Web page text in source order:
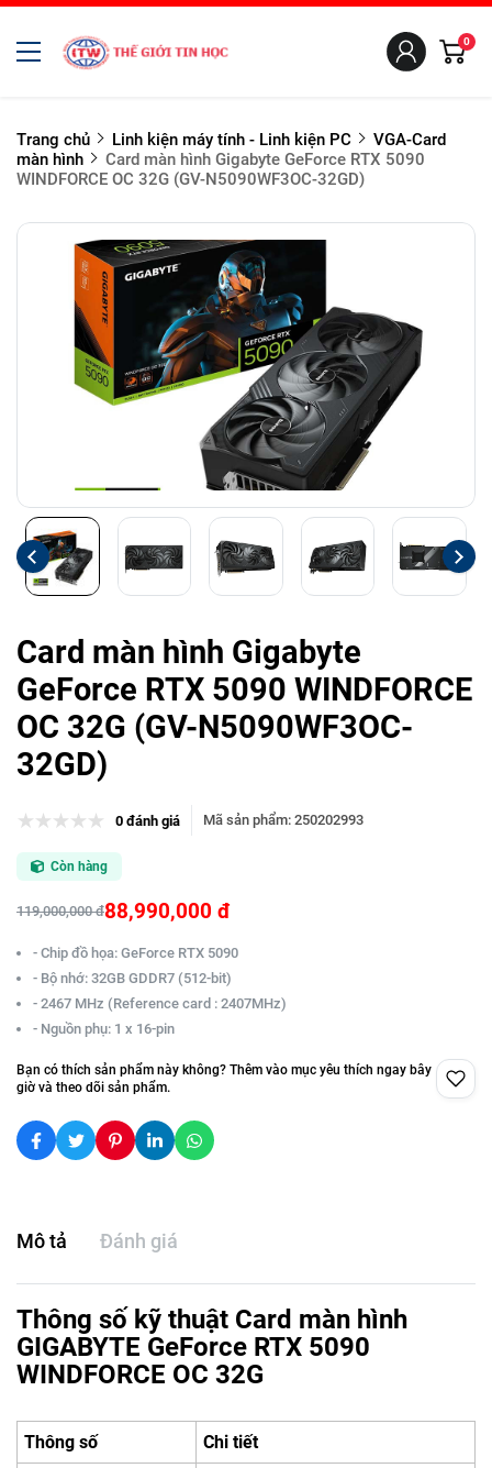
0
Trang chủ Linh kiện máy tính - Linh kiện PC
VGA-Card
màn hình
Card màn hình Gigabyte GeForce RTX 5090
WINDFORCE OC 32G (GV-N5090WF3OC-32GD)
Card màn hình Gigabyte
GeForce RTX 5090 WINDFORCE
OC 32G (GV-N5090WF3OC-
32GD)
0 đánh giá Mã sản phẩm: 250202993
Còn hàng
119,000,000 đ88,990,000 đ
- Chip đồ họa: GeForce RTX 5090
- Bộ nhớ: 32GB GDDR7 (512-bit)
- 2467 MHz (Reference card : 2407MHz)
- Nguồn phụ: 1 x 16-pin
Bạn có thích sản phẩm này không? Thêm vào mục yêu thích ngay bây
giờ và theo dõi sản phẩm.
Mô tả Đánh giá
Thông số kỹ thuật Card màn hình
GIGABYTE GeForce RTX 5090
WINDFORCE OC 32G
Thông số
Chi tiết